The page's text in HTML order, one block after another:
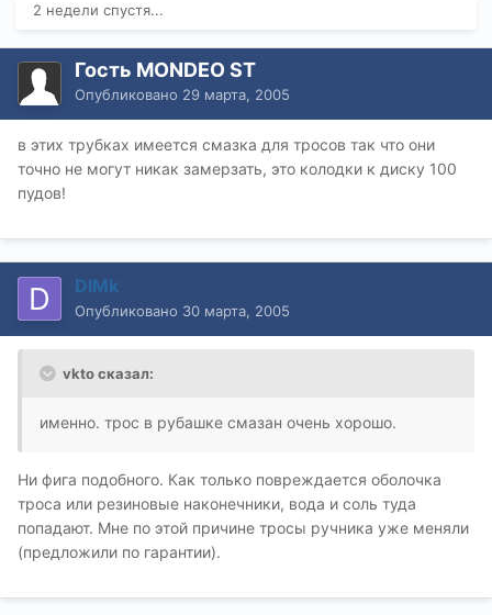
2 недели спустя...
Гость MONDEO ST
Опубликовано 29 марта, 2005
в этих трубках имеется смазка для тросов так что они
точно не могут никак замерзать, это колодки к диску 100
пудов!
DIMk
Опубликовано 30 марта, 2005
vkto сказал:
именно. трос в рубашке смазан очень хорошо.
Ни фига подобного. Как только повреждается оболочка
троса или резиновые наконечники, вода и соль туда
попадают. Мне по этой причине тросы ручника уже меняли
(предложили по гарантии).